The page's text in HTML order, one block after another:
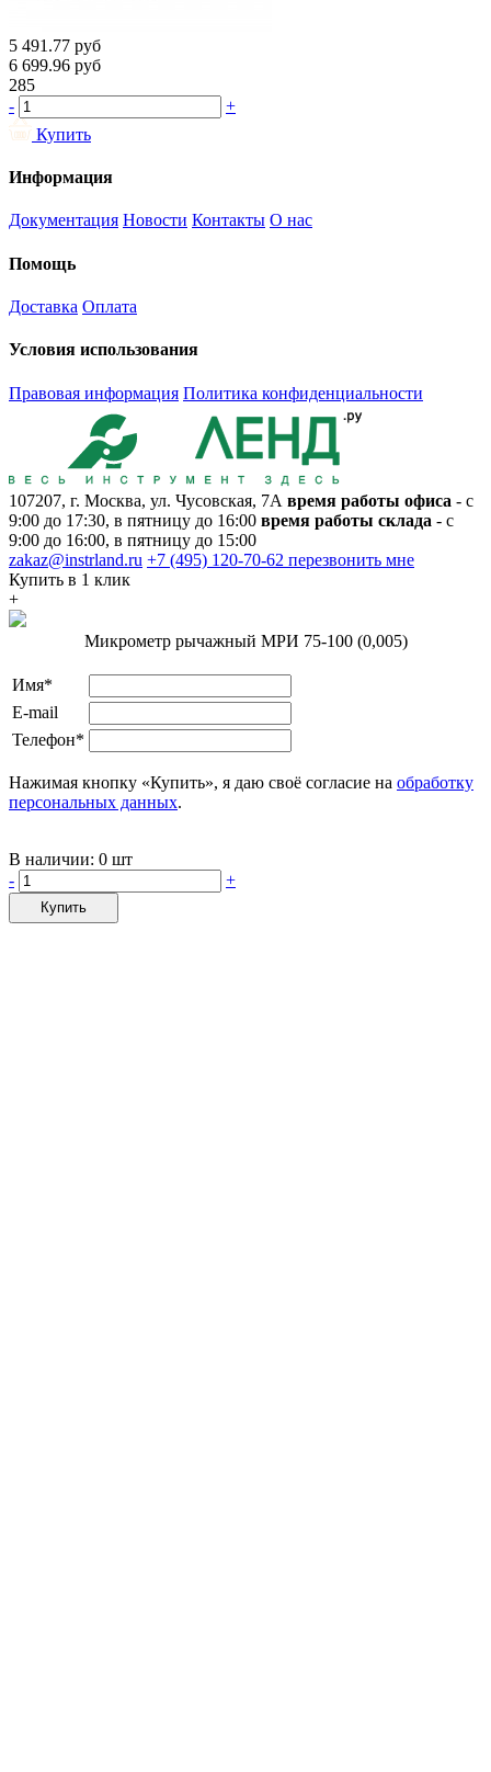
5 491.77 руб
6 699.96 руб
285
-
+
Купить
Информация
Документация Новости Контакты О нас
Помощь
Доставка Оплата
Условия использования
Правовая информация Политика конфиденциальности
107207, г. Москва, ул. Чусовская, 7А время работы офиса - с
9:00 до 17:30, в пятницу до 16:00 время работы склада - с
9:00 до 16:00, в пятницу до 15:00
zakaz@instrland.ru +7 (495) 120-70-62 перезвонить мне
Купить в 1 клик
+
Микрометр рычажный МРИ 75-100 (0,005)
Имя*
E-mail
Телефон*
Нажимая кнопку «Купить», я даю своё согласие на обработку
персональных данных.
В наличии: 0 шт
-
+
Купить